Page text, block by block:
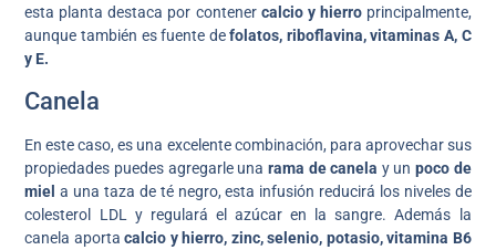
esta planta destaca por contener calcio y hierroprincipalmente,
aunque también es fuente defolatos, riboflavina, vitaminas A, C
y E.
Canela
En este caso, es una excelente combinación, para aprovechar sus
propiedades puedes agregarle una rama de canela y unpoco de
miela una taza de té negro, esta infusión reducirá los niveles de
colesterol LDL y regulará el azúcar en la sangre. Además la
canela aportacalcio y hierro, zinc, selenio, potasio, vitamina B6